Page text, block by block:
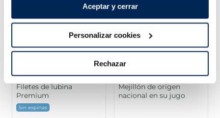
Aceptar y cerrar
Personalizar cookies
Rechazar
Filetes de lubina
Premium
Sin espinas
Mejillón de origen
nacional en su jugo